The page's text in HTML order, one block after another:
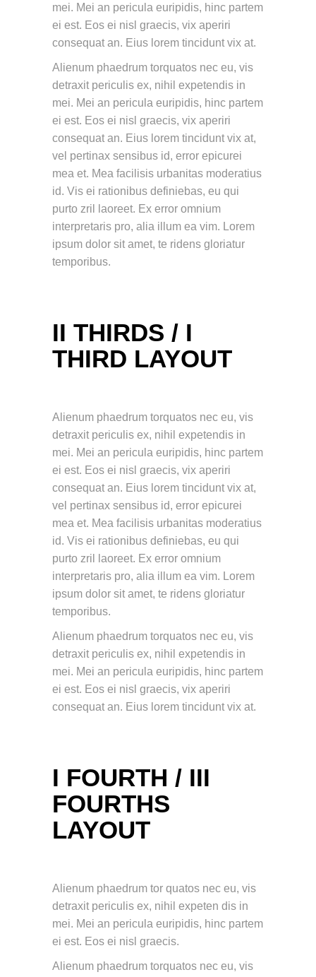
mei. Mei an pericula euripidis, hinc partem
ei est. Eos ei nisl graecis, vix aperiri
consequat an. Eius lorem tincidunt vix at.
Alienum phaedrum torquatos nec eu, vis
detraxit periculis ex, nihil expetendis in
mei. Mei an pericula euripidis, hinc partem
ei est. Eos ei nisl graecis, vix aperiri
consequat an. Eius lorem tincidunt vix at,
vel pertinax sensibus id, error epicurei
mea et. Mea facilisis urbanitas moderatius
id. Vis ei rationibus definiebas, eu qui
purto zril laoreet. Ex error omnium
interpretaris pro, alia illum ea vim. Lorem
ipsum dolor sit amet, te ridens gloriatur
temporibus.
II THIRDS / I
THIRD LAYOUT
Alienum phaedrum torquatos nec eu, vis
detraxit periculis ex, nihil expetendis in
mei. Mei an pericula euripidis, hinc partem
ei est. Eos ei nisl graecis, vix aperiri
consequat an. Eius lorem tincidunt vix at,
vel pertinax sensibus id, error epicurei
mea et. Mea facilisis urbanitas moderatius
id. Vis ei rationibus definiebas, eu qui
purto zril laoreet. Ex error omnium
interpretaris pro, alia illum ea vim. Lorem
ipsum dolor sit amet, te ridens gloriatur
temporibus.
Alienum phaedrum torquatos nec eu, vis
detraxit periculis ex, nihil expetendis in
mei. Mei an pericula euripidis, hinc partem
ei est. Eos ei nisl graecis, vix aperiri
consequat an. Eius lorem tincidunt vix at.
I FOURTH / III
FOURTHS
LAYOUT
Alienum phaedrum tor quatos nec eu, vis
detraxit periculis ex, nihil expeten dis in
mei. Mei an pericula euripidis, hinc partem
ei est. Eos ei nisl graecis.
Alienum phaedrum torquatos nec eu, vis